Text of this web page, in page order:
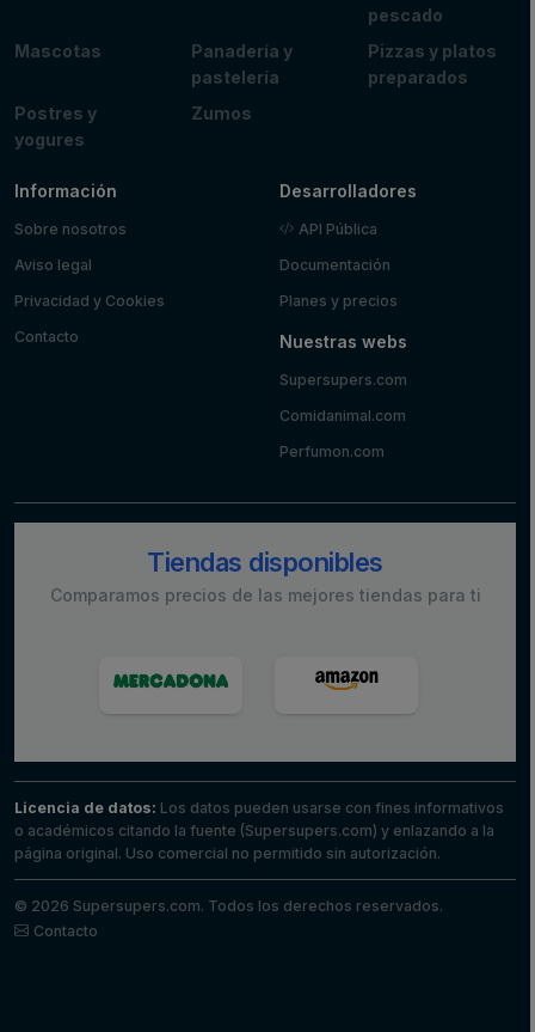
pescado
Mascotas
Panadería y
pastelería
Pizzas y platos
preparados
Postres y
yogures
Zumos
Información
Sobre nosotros
Aviso legal
Privacidad y Cookies
Contacto
Desarrolladores
API Pública
Documentación
Planes y precios
Nuestras webs
Supersupers.com
Comidanimal.com
Perfumon.com
Tiendas disponibles
Comparamos precios de las mejores tiendas para ti
Licencia de datos: Los datos pueden usarse con fines informativos
o académicos citando la fuente (Supersupers.com) y enlazando a la
página original. Uso comercial no permitido sin autorización.
© 2026 Supersupers.com. Todos los derechos reservados.
Contacto